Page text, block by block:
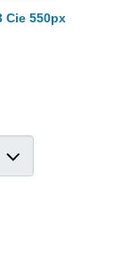
Cie 550px